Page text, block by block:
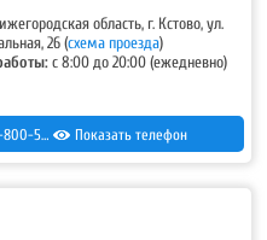
область, г. Кстово, ул.
26(схема проезда)
с 8:00 до 20:00 (ежедневно)
+7-800-500-32-89 ,+7 (831) 232-40-20
Показать телефон